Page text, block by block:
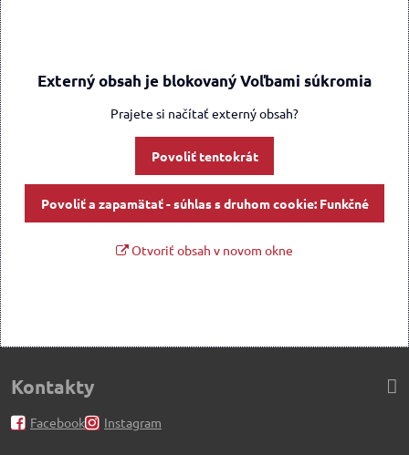
Externý obsah je blokovaný Voľbami súkromia
Prajete si načítať externý obsah?
Povoliť tentokrát
Povoliť a zapamätať - súhlas s druhom cookie: Funkčné
Otvoriť obsah v novom okne
Kontakty
Facebook Instagram